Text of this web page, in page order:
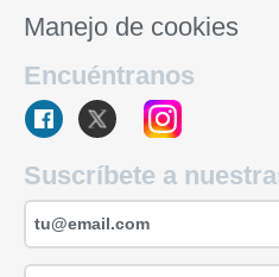
Manejo de cookies
Encuéntranos
Suscríbete a